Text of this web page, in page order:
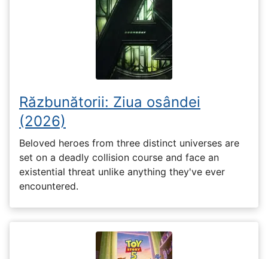
Răzbunătorii: Ziua osândei
(2026)
Beloved heroes from three distinct universes are
set on a deadly collision course and face an
existential threat unlike anything they've ever
encountered.